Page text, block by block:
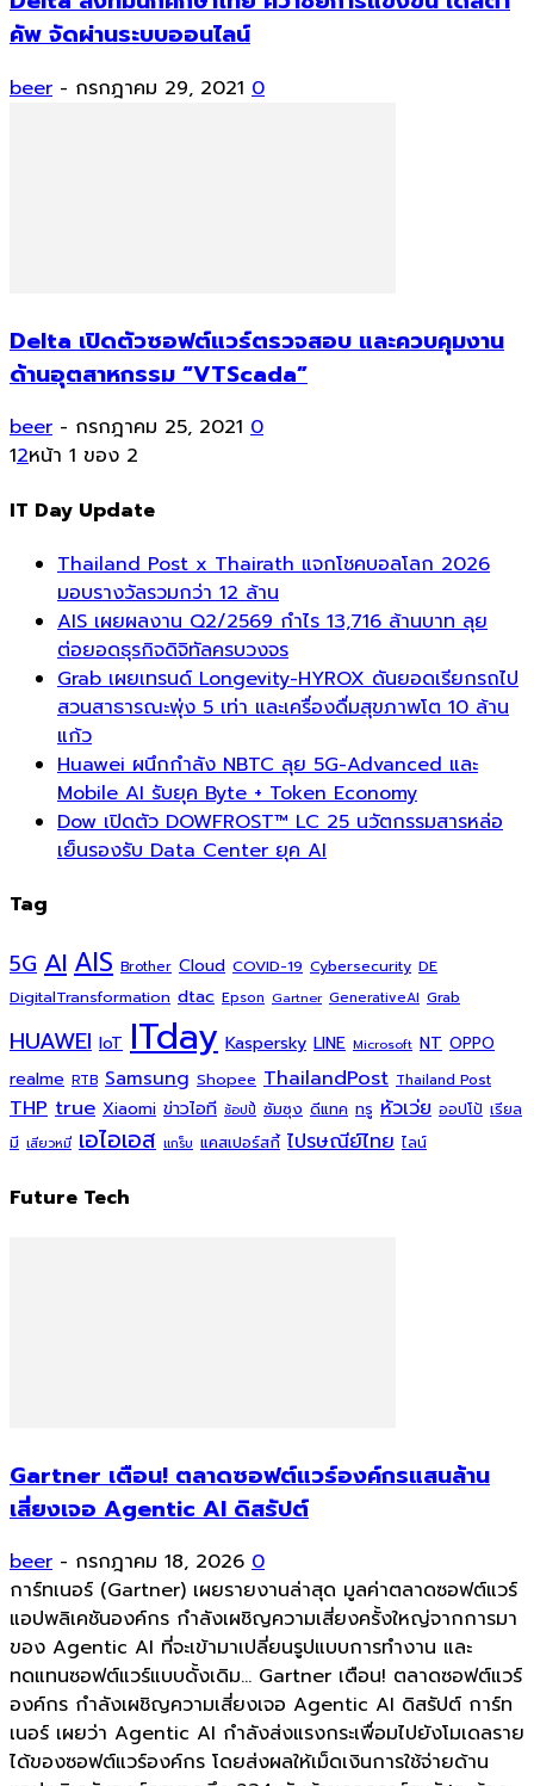
คัพ จัดผ่านระบบออนไลน์
beer - กรกฎาคม 29, 2021 0
Delta เปิดตัวซอฟต์แวร์ตรวจสอบ และควบคุมงาน
ด้านอุตสาหกรรม “VTScada”
beer - กรกฎาคม 25, 2021 0
12หน้า 1 ของ 2
IT Day Update
Thailand Post x Thairath แจกโชคบอลโลก 2026
มอบรางวัลรวมกว่า 12 ล้าน
AIS เผยผลงาน Q2/2569 กำไร 13,716 ล้านบาท ลุย
ต่อยอดธุรกิจดิจิทัลครบวงจร
Grab เผยเทรนด์ Longevity-HYROX ดันยอดเรียกรถไป
สวนสาธารณะพุ่ง 5 เท่า และเครื่องดื่มสุขภาพโต 10 ล้าน
แก้ว
Huawei ผนึกกำลัง NBTC ลุย 5G-Advanced และ
Mobile AI รับยุค Byte + Token Economy
Dow เปิดตัว DOWFROST™ LC 25 นวัตกรรมสารหล่อ
เย็นรองรับ Data Center ยุค AI
Tag
5G AI AIS Brother Cloud COVID-19 Cybersecurity DE
DigitalTransformation dtac Epson Gartner GenerativeAI Grab
HUAWEI IoT ITday Kaspersky LINE Microsoft NT OPPO
realme RTB Samsung Shopee ThailandPost Thailand Post
THP true Xiaomi ข่าวไอที ช้อปปี้ ซัมซุง ดีแทค ทรู หัวเว่ย ออปโป้ เรียล
มี เสียวหมี่ เอไอเอส แกร็บ แคสเปอร์สกี้ ไปรษณีย์ไทย ไลน์
Future Tech
Gartner เตือน! ตลาดซอฟต์แวร์องค์กรแสนล้าน
เสี่ยงเจอ Agentic AI ดิสรัปต์
beer - กรกฎาคม 18, 2026 0
การ์ทเนอร์ (Gartner) เผยรายงานล่าสุด มูลค่าตลาดซอฟต์แวร์
แอปพลิเคชันองค์กร กำลังเผชิญความเสี่ยงครั้งใหญ่จากการมา
ของ Agentic AI ที่จะเข้ามาเปลี่ยนรูปแบบการทำงาน และ
ทดแทนซอฟต์แวร์แบบดั้งเดิม... Gartner เตือน! ตลาดซอฟต์แวร์
องค์กร กำลังเผชิญความเสี่ยงเจอ Agentic AI ดิสรัปต์ การ์ท
เนอร์ เผยว่า Agentic AI กำลังส่งแรงกระเพื่อมไปยังโมเดลราย
ได้ของซอฟต์แวร์องค์กร โดยส่งผลให้เม็ดเงินการใช้จ่ายด้าน